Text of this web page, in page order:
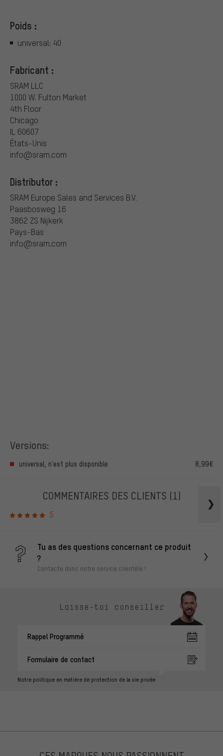
Poids :
universal: 40
Fabricant :
SRAM LLC
1000 W. Fulton Market
4th Floor
Chicago
IL 60607
États-Unis
info@sram.com
Distributor :
SRAM Europe Sales and Services B.V.
Paasbosweg 16
3862 ZS Nijkerk
Pays-Bas
info@sram.com
Versions:
universal, n’est plus disponible 8,99€
COMMENTAIRES DES CLIENTS (1)
5
Tu as des questions concernant ce produit
?
Contacte donc notre service clientèle !
Laisse-toi conseiller
Rappel Programmé
Formulaire de contact
Notre politique en matière de protection de la vie privée